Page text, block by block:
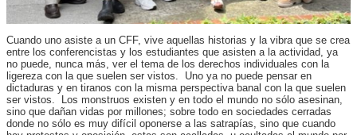
Cuando uno asiste a un CFF, vive aquellas historias y la vibra que se crea
entre los conferencistas y los estudiantes que asisten a la actividad, ya
no puede, nunca más, ver el tema de los derechos individuales con la
ligereza con la que suelen ser vistos. Uno ya no puede pensar en
dictaduras y en tiranos con la misma perspectiva banal con la que suelen
ser vistos. Los monstruos existen y en todo el mundo no sólo asesinan,
sino que dañan vidas por millones; sobre todo en sociedades cerradas
donde no sólo es muy difícil oponerse a las satrapías, sino que cuando